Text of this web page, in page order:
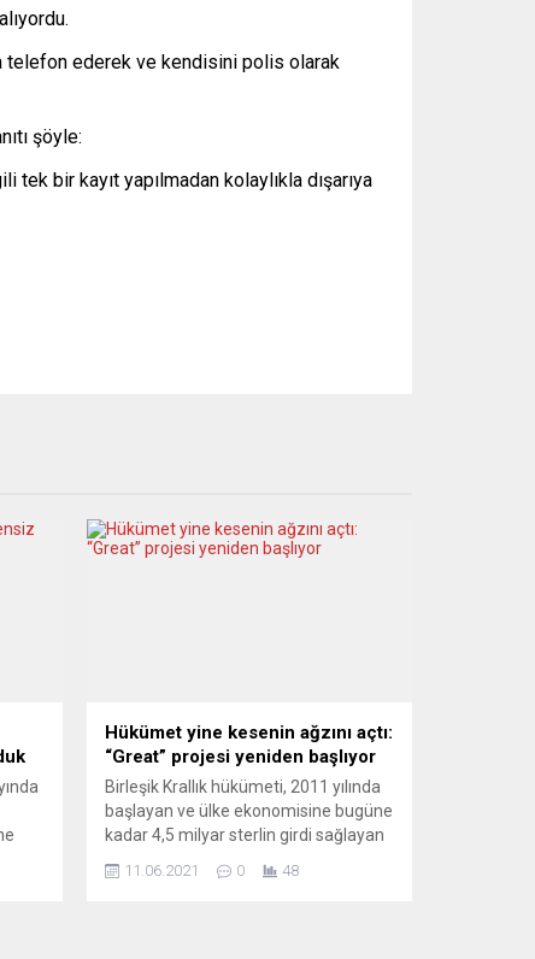
telefon ederek ve kendisini polis olarak
şöyle:
bir kayıt yapılmadan kolaylıkla dışarıya
Hükümet yine kesenin ağzını açtı:
“Great” projesi yeniden başlıyor
Birleşik Krallık hükümeti, 2011 yılında
başlayan ve ülke ekonomisine bugüne
kadar 4,5 milyar sterlin girdi sağlayan
Sanat, eğitim, girişimcilik, iş start-
11.06.2021 0 48